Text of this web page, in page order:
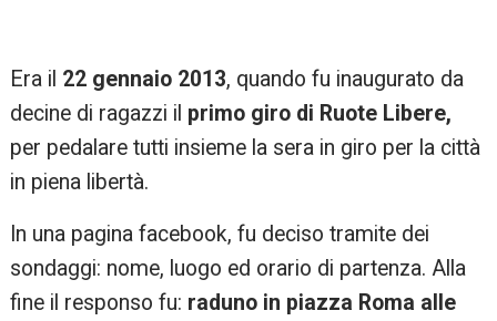
Era il 22 gennaio 2013, quando fu inaugurato da
decine di ragazzi il primo giro di Ruote Libere,
per pedalare tutti insieme la sera in giro per la città
in piena libertà.
In una pagina facebook, fu deciso tramite dei
sondaggi: nome, luogo ed orario di partenza. Alla
fine il responso fu: raduno in piazza Roma alle